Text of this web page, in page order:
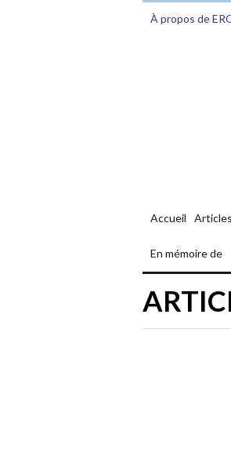
À propos de
Accueil Articles
En mémoire de